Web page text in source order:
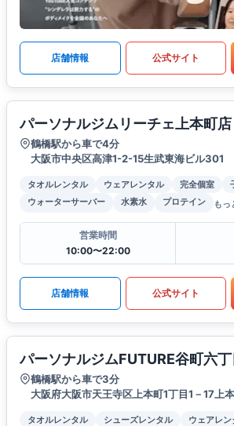
店舗情報 公式サイト
パーソナルジムリーチェ上本町店
鶴橋駅から車で4分
大阪市中央区高津1-2-15生武東海ビル301
タオルレンタル ウェアレンタル 完全個室
ウォーターサーバー
水素水 プロテイン もっ
営業時間
10:00〜22:00
店舗情報 公式サイト
パーソナルジムFUTURE谷町六
鶴橋駅から車で3分
大阪府大阪市天王寺区上本町1丁目1－17上
タオルレンタル シューズレンタル ウェアレン